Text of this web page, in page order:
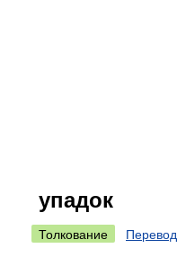
упадок
Толкование Перевод